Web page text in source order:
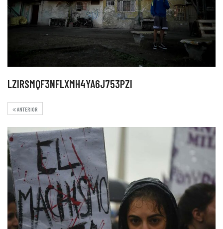
LZIRSMQF3NFLXMH4YA6J753PZI
ANTERIOR